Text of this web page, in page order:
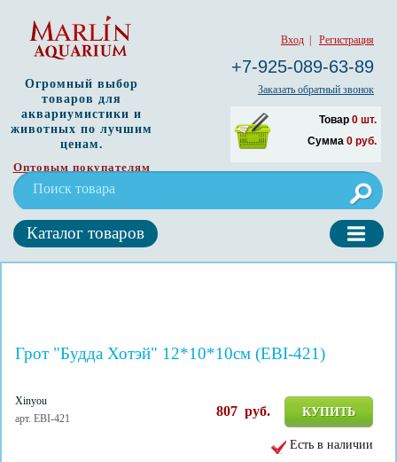
Вход Регистрация
+7-925-089-63-89
Заказать обратный звонок
Товар 0 шт.
Сумма 0 руб.
Огромный выбор
товаров для
аквариумистики и
животных по лучшим
ценам.
Оптовым покупателям
Каталог товаров
Грот "Будда Хотэй" 12*10*10см (EBI-421)
Xinyou
арт. EBI-421
КУПИТЬ
807 руб.
Есть в наличии